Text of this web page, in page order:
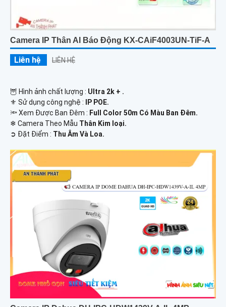
Camera IP Thân AI Báo Động KX-CAiF4003UN-TiF-A
Liên hệ LIÊN HỆ
🦉 Hình ảnh chất lượng : Ultra 2k + .
⚜️ Sử dụng công nghệ :
IP POE.
🔦 Xem Được Ban Đêm : Full Color 50m Có Màu Ban Ðêm.
❄ Camera Theo Mẫu Thân Kim loại.
️➲ Đặt Điểm : Thu Âm Và Loa.